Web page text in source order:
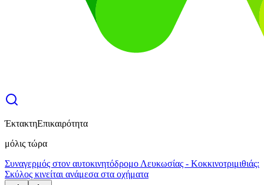
ΈκτακτηΕπικαιρότητα
μόλις τώρα
Συναγερμός στον αυτοκινητόδρομο Λευκωσίας - Κοκκινοτριμιθιάς:
Σκύλος κινείται ανάμεσα στα οχήματα